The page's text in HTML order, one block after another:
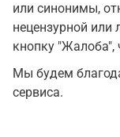
или синонимы,
нецензурной или
кнопку
Мы будем
сервиса.